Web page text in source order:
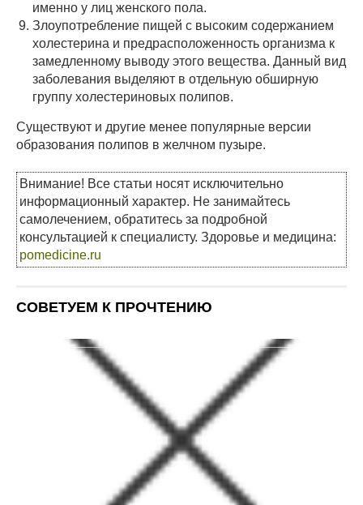
именно у лиц женского пола.
Злоупотребление пищей с высоким содержанием
холестерина и предрасположенность организма к
замедленному выводу этого вещества. Данный вид
заболевания выделяют в отдельную обширную
группу холестериновых полипов.
Существуют и другие менее популярные версии
образования полипов в желчном пузыре.
Внимание! Все статьи носят исключительно
информационный характер. Не занимайтесь
самолечением, обратитесь за подробной
консультацией к специалисту. Здоровье и медицина:
pomedicine.ru
СОВЕТУЕМ К ПРОЧТЕНИЮ